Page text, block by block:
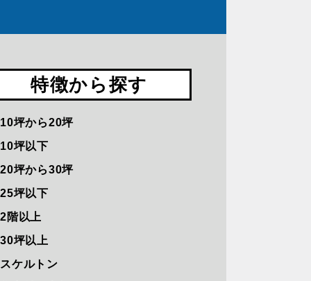
特徴から探す
10坪から20坪
10坪以下
20坪から30坪
25坪以下
2階以上
30坪以上
スケルトン